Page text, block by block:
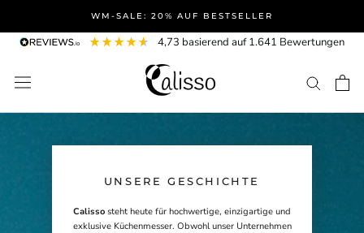
Inhalt
WM-SALE: 20% AUF BESTSELLER
4,73 basierend auf1.641 Bewertungen
UNSERE GESCHICHTE
Calisso steht heute für hochwertige, einzigartige und
exklusive Küchenmesser. Obwohl unser Unternehmen